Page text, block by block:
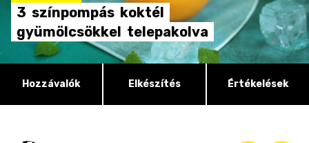
3 színpompás koktél
gyümölcsökkel telepakolva
Hozzávalók Elkészítés Értékelések